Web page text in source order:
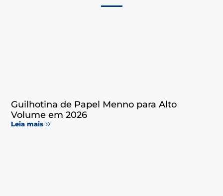
Guilhotina de Papel Menno para Alto
Volume em 2026
Leia mais